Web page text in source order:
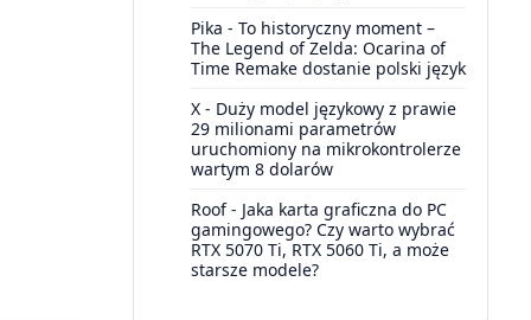
Pika - To historyczny moment –
The Legend of Zelda: Ocarina of
Time Remake dostanie polski język
X - Duży model językowy z prawie
29 milionami parametrów
uruchomiony na mikrokontrolerze
wartym 8 dolarów
Roof- Jaka karta graficzna do PC
gamingowego? Czy warto wybrać
RTX 5070 Ti, RTX 5060 Ti, a może
starsze modele?